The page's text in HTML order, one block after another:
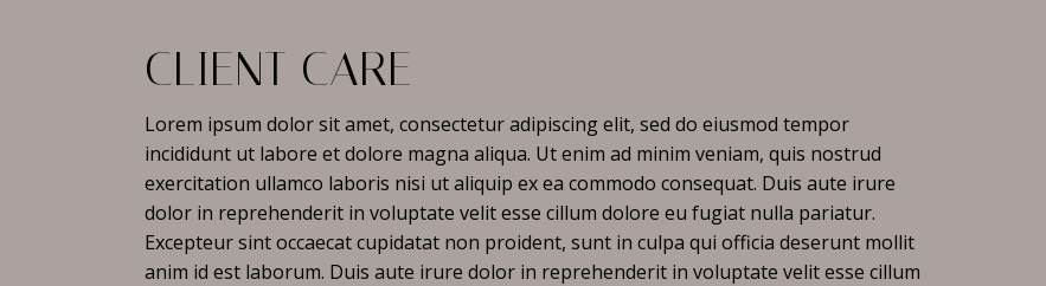
CLIENT CARE
Lorem ipsum dolor sit amet, consectetur adipiscing elit, sed do eiusmod tempor
incididunt ut labore et dolore magna aliqua. Ut enim ad minim veniam, quis nostrud
exercitation ullamco laboris nisi ut aliquip ex ea commodo consequat. Duis aute irure
dolor in reprehenderit in voluptate velit esse cillum dolore eu fugiat nulla pariatur.
Excepteur sint occaecat cupidatat non proident, sunt in culpa qui officia deserunt mollit
anim id est laborum. Duis aute irure dolor in reprehenderit in voluptate velit esse cillum